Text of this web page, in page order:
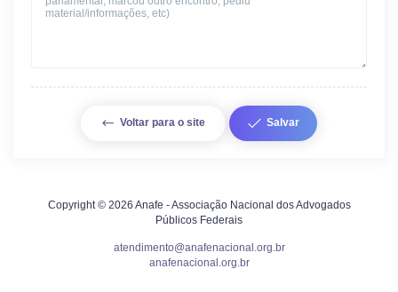
Voltar para o site Salvar
Copyright © 2026 Anafe - Associação Nacional dos Advogados
Públicos Federais
atendimento@anafenacional.org.br
anafenacional.org.br